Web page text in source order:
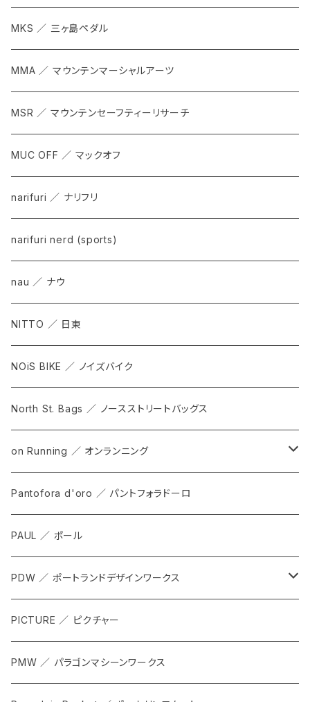
MKS ／ 三ヶ島ペダル
MMA ／ マウンテンマーシャルアーツ
MSR ／ マウンテンセーフティーリサーチ
MUC OFF ／ マックオフ
narifuri ／ ナリフリ
narifuri nerd (sports)
nau ／ ナウ
NITTO ／ 日東
NOiS BIKE ／ ノイズバイク
North St. Bags ／ ノースストリートバッグス
on Running ／ オンランニング
ALL
SHOES
APPAREL
ACCESSORIES
Pantofora d'oro ／ パントフォラドーロ
PAUL ／ ポール
PDW ／ ポートランドデザインワークス
ALL
CARRIER & RACKS
PICTURE ／ ピクチャー
PMW ／ パラゴンマシーンワークス